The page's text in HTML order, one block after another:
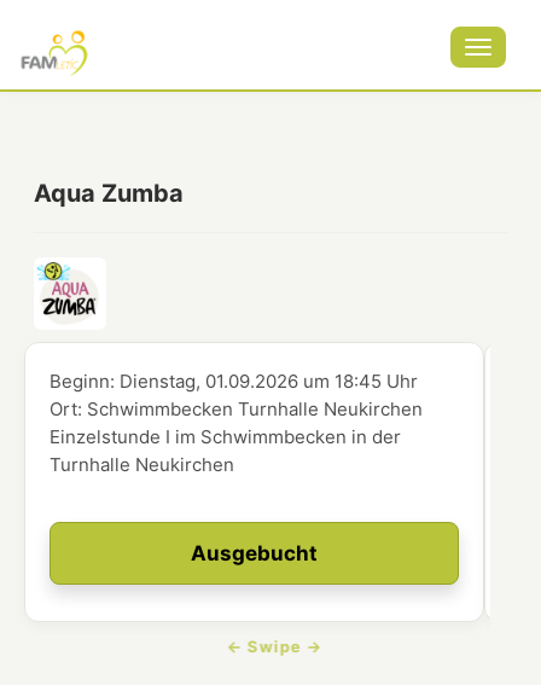
Toggle
Aqua Zumba
Ausgebucht
Beginn: Dienstag, 01.09.2026 um 18:45 Uhr
Ort: Schwimmbecken Turnhalle Neukirchen
Einzelstunde I im Schwimmbecken in der
Turnhalle Neukirchen